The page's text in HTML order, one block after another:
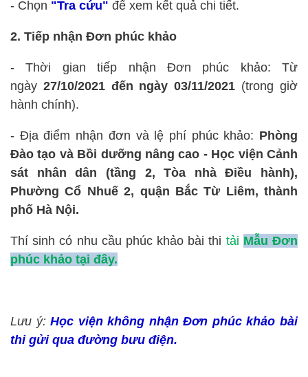
- Chọn "Tra cứu" để xem kết quả chi tiết.
2. Tiếp nhận Đơn phúc khảo
- Thời gian tiếp nhận Đơn phúc khảo: Từ
ngày 27/10/2021 đến ngày 03/11/2021 (trong giờ
hành chính).
- Địa điểm nhận đơn và lệ phí phúc khảo: Phòng
Đào tạo và Bồi dưỡng nâng cao - Học viện Cảnh
sát nhân dân (tầng 2, Tòa nhà Điều hành),
Phường Cổ Nhuế 2, quận Bắc Từ Liêm, thành
phố Hà Nội.
Thí sinh có nhu cầu phúc khảo bài thi tải Mẫu Đơn
phúc khảo tại đây.
Lưu ý:Học viện không nhận Đơn phúc khảo bài
thi gửi qua đường bưu điện.